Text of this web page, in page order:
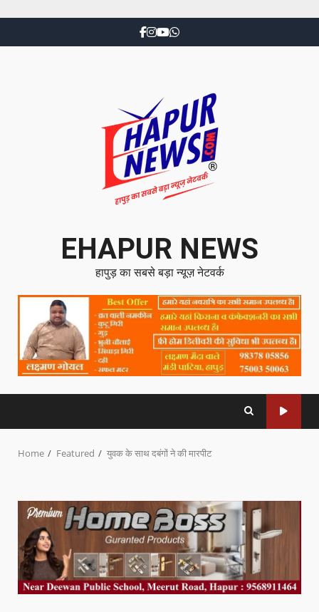
EHAPUR NEWS
हापुड़ का सबसे बड़ा न्यूज़ नेटवर्क
Home Featured युवक के साथ दबंगों ने की मारपीट